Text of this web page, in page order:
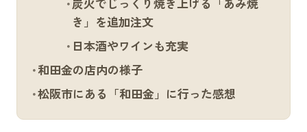
き」を追加注文
日本酒やワインも充実
和田金の店内の様子
松阪市にある「和田金」に行った感想